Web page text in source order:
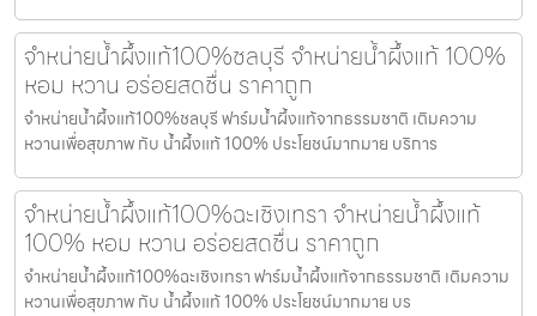
จำหน่ายน้ำผึ้งแท้100%ชลบุรี จำหน่ายน้ำผึ้งแท้ 100%
หอม หวาน อร่อยสดชื่น ราคาถูก
จำหน่ายน้ำผึ้งแท้100%ชลบุรี ฟาร์มน้ำผึ้งแท้จากธรรมชาติ เติมความ
หวานเพื่อสุขภาพ กับ น้ำผึ้งแท้ 100% ประโยชน์มากมาย บริการ
จำหน่ายน้ำผึ้งแท้100%ฉะเชิงเทรา จำหน่ายน้ำผึ้งแท้
100% หอม หวาน อร่อยสดชื่น ราคาถูก
จำหน่ายน้ำผึ้งแท้100%ฉะเชิงเทรา ฟาร์มน้ำผึ้งแท้จากธรรมชาติ เติมความ
หวานเพื่อสุขภาพ กับ น้ำผึ้งแท้ 100% ประโยชน์มากมาย บร